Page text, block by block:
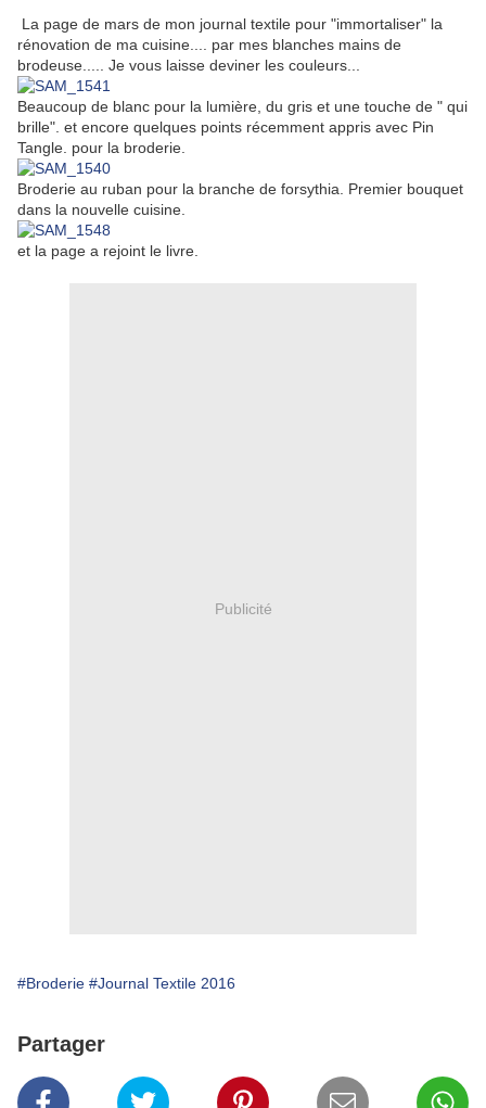
La page de mars de mon journal textile pour "immortaliser" la
rénovation de ma cuisine.... par mes blanches mains de
brodeuse..... Je vous laisse deviner les couleurs...
Beaucoup de blanc pour la lumière, du gris et une touche de " qui
brille". et encore quelques points récemment appris avec Pin
Tangle. pour la broderie.
Broderie au ruban pour la branche de forsythia. Premier bouquet
dans la nouvelle cuisine.
et la page a rejoint le livre.
Publicité
#Broderie #Journal Textile 2016
Partager